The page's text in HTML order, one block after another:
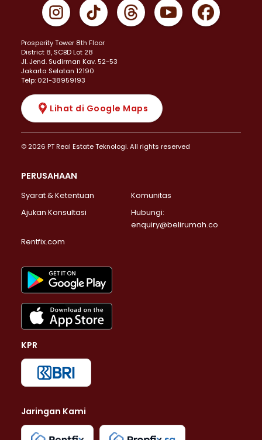
Prosperity Tower 8th Floor
District 8, SCBD Lot 28
JI. Jend. Sudirman Kav. 52-53
Jakarta Selatan 12190
Telp: 021-38959193
Lihat di Google Maps
© 2026 PT Real Estate Teknologi. All rights reserved
PERUSAHAAN
Syarat & Ketentuan
Komunitas
Ajukan Konsultasi
Hubungi:
enquiry@belirumah.co
Rentfix.com
KPR
Jaringan Kami